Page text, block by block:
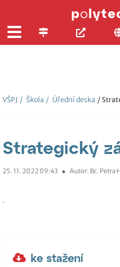
VŠPJ / Škola / Úřední deska /
Strategický
25. 11. 2022 09:43 ● Autor: Bc. Petra
.
ke stažení